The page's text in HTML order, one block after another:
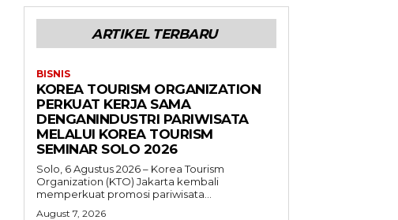
ARTIKEL TERBARU
BISNIS
KOREA TOURISM ORGANIZATION
PERKUAT KERJA SAMA
DENGANINDUSTRI PARIWISATA
MELALUI KOREA TOURISM
SEMINAR SOLO 2026
Solo, 6 Agustus 2026 – Korea Tourism
Organization (KTO) Jakarta kembali
memperkuat promosi pariwisata...
August 7, 2026